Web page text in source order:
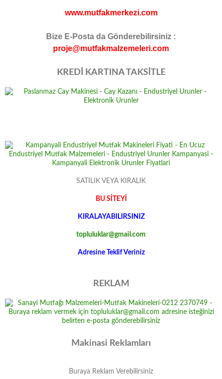
www.mutfakmerkezi.com
Bize E-Posta da Gönderebilirsiniz :
proje@mutfakmalzemeleri.com
KREDİ KARTINA TAKSİTLE
SATILIK VEYA KIRALIK
BU SİTEYİ
KIRALAYABILIRSINIZ
topluluklar@gmail.com
Adresine Teklif Veriniz
REKLAM
Makinasi Reklamları
Buraya Reklam Verebilirsiniz